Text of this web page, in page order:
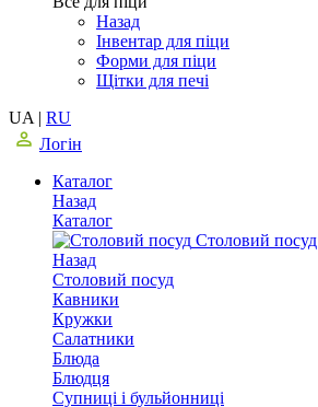
Назад
Інвентар для піци
Форми для піци
Щітки для печі
UA | RU
Логін
Каталог
Назад
Каталог
Столовий посуд
Назад
Столовий посуд
Кавники
Кружки
Салатники
Блюда
Блюдця
Супниці і бульйонниці